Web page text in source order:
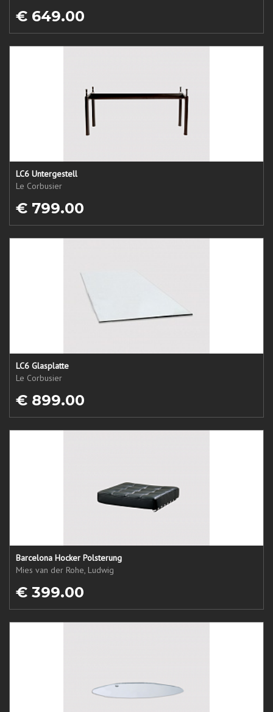
€ 649.00
LC6 Untergestell
Le Corbusier
€ 799.00
LC6 Glasplatte
Le Corbusier
€ 899.00
Barcelona Hocker Polsterung
Mies van der Rohe, Ludwig
€ 399.00